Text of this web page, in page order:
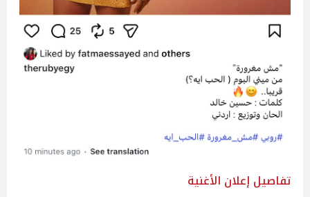
تفاصيل إعلان الأغنية